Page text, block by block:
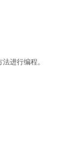
进行编程。